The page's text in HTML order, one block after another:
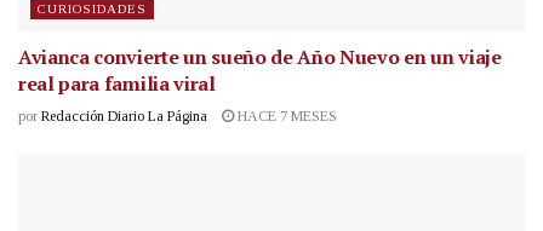
CURIOSIDADES
Avianca convierte un sueño de Año Nuevo en un viaje
real para familia viral
por Redacción Diario La Página HACE 7 MESES